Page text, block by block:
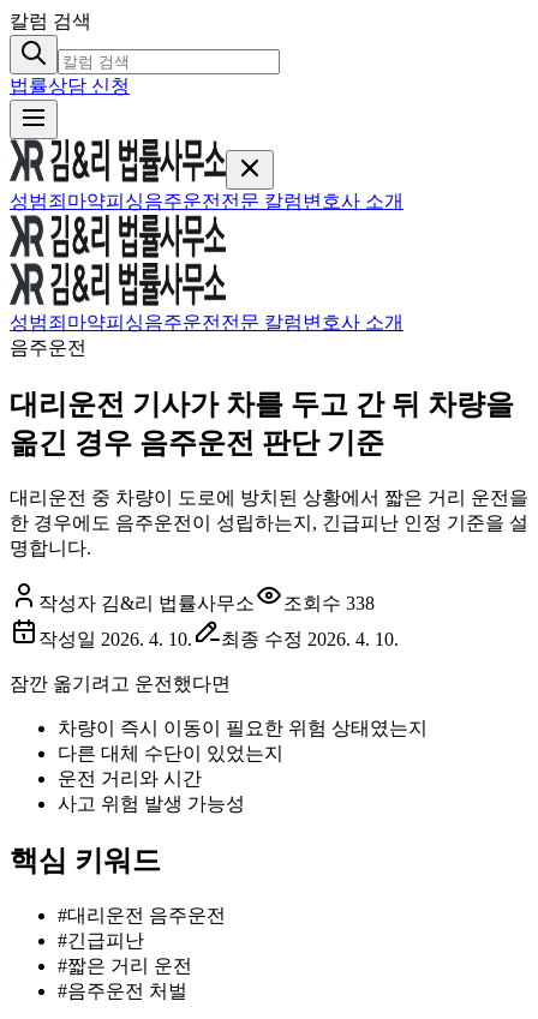
칼럼 검색
법률상담 신청
성범죄 마약피싱음주운전 전문 칼럼변호사 소개
성범죄 마약피싱음주운전 전문 칼럼변호사 소개
음주운전
대리운전 기사가 차를 두고 간 뒤 차량을
옮긴 경우 음주운전 판단 기준
대리운전 중 차량이 도로에 방치된 상황에서 짧은 거리 운전을
한 경우에도 음주운전이 성립하는지, 긴급피난 인정 기준을 설
명합니다.
작성자 김&리 법률사무소 조회수 338
작성일 2026. 4. 10. 최종 수정 2026. 4. 10.
잠깐 옮기려고 운전했다면
차량이 즉시 이동이 필요한 위험 상태였는지
다른 대체 수단이 있었는지
운전 거리와 시간
사고 위험 발생 가능성
핵심 키워드
#대리운전 음주운전
#긴급피난
#짧은 거리 운전
#음주운전 처벌